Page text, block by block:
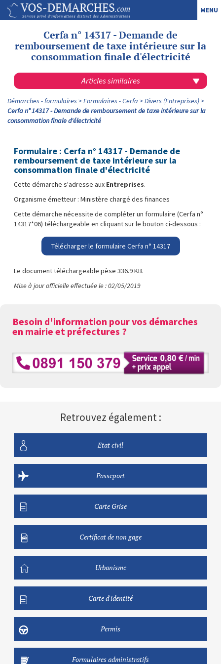
MENU
Cerfa n° 14317 - Demande de
remboursement de taxe intérieure sur la
consommation finale d'électricité
Articles similaires
Démarches - formulaires Formulaires - Cerfa
Divers (Entreprises)
Cerfa n° 14317 - Demande de remboursement de taxe intérieure sur la
consommation finale d'électricité
Formulaire : Cerfa n° 14317 - Demande de
remboursement de taxe intérieure sur la
consommation finale d'électricité
Cette démarche s'adresse aux Entreprises.
Organisme émetteur : Ministère chargé des finances
Cette démarche nécessite de compléter un formulaire (Cerfa n°
14317*06) téléchargeable en cliquant sur le bouton ci-dessous :
Télécharger le formulaire Cerfa n° 14317
Le document téléchargeable pèse 336.9 KB.
Mise à jour officielle effectuée le : 02/05/2019
Besoin d'information pour vos démarches
en mairie et préfectures ?
Retrouvez également :
Etat civil
Passeport
Carte Grise
Certificat de non gage
Urbanisme
Carte d'identité
Permis
Formulaires administratifs